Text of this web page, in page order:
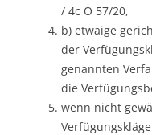
/ 4c O 57/20,
b) etwaige
der
genannten
die
wenn nicht